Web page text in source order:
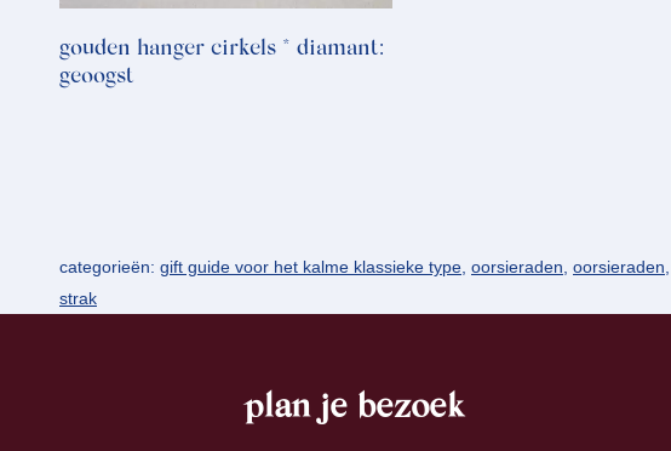
gouden hanger cirkels * diamant:
geoogst
categorieën: gift guide voor het kalme klassieke type, oorsieraden, oorsieraden,
strak
plan je bezoek